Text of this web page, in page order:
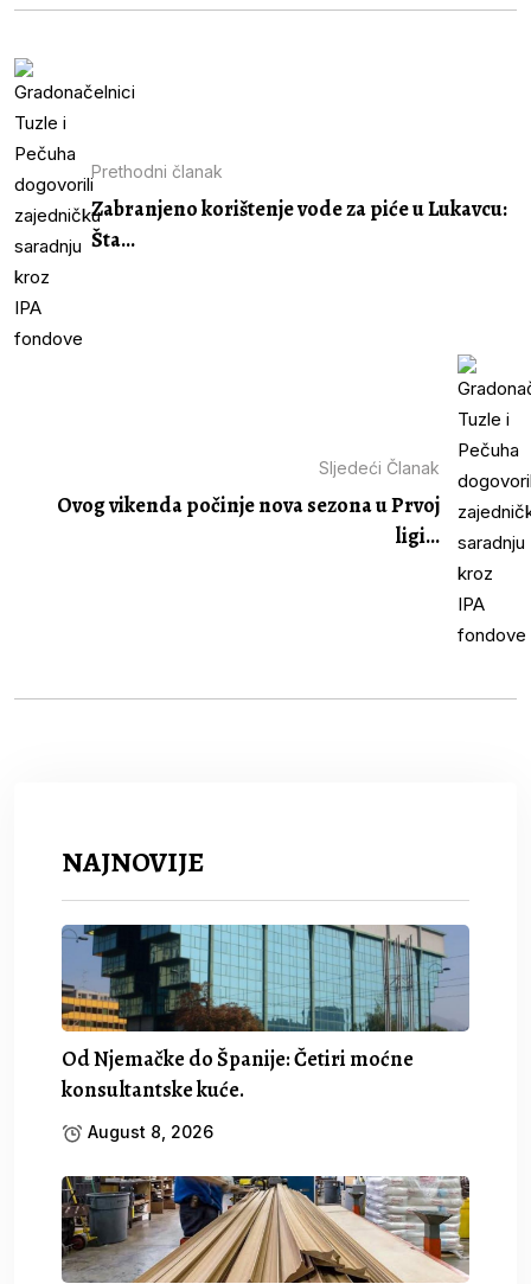
Prethodni članak
Zabranjeno korištenje vode za piće u Lukavcu:
Šta...
Sljedeći Članak
Ovog vikenda počinje nova sezona u Prvoj
ligi...
NAJNOVIJE
Od Njemačke do Španije: Četiri moćne
konsultantske kuće.
August 8, 2026